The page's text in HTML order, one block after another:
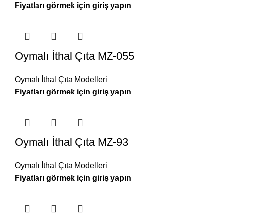
Oymalı İthal Çıta MZ-055
Oymalı İthal Çıta Modelleri
Oymalı İthal Çıta MZ-93
Oymalı İthal Çıta Modelleri